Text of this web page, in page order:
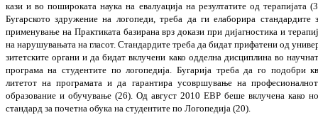
кази и во пошироката наука на ева­лу­а­ција на резул­татите од терапијата
Бугар­ското здру­жение на логопеди, треба да ги ела­бо­рира стандардите
применување на Прак­тиката базирана врз докази при дијаг­но­стика и
на нарушувањата на гласот. Стан­дар­дите треба да бидат прифатени од
зитетските органи и да бидат вклу­чени како одделна дисциплина во
про­грама на студентите по логопедија. Буга­рија треба да го подобри
литетот на про­гра­мата и да гаран­тира усовршување на
обра­зование и обучување (26). Од август 2010EBP беше вклучена како
стан­дард за почетна обука на студентите по Лого­педија (20).